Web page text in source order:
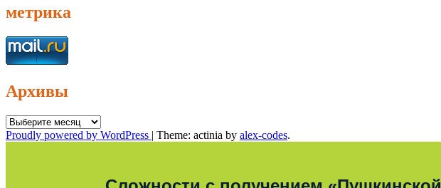
метрика
Архивы
Архивы
Proudly powered by WordPress | Theme: actinia by alex-codes.